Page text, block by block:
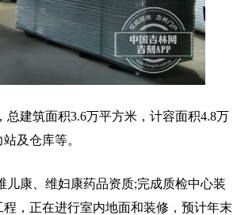
建筑面积3.6万平方米，计容面积4.8万
及仓库等。
康、维妇康药品资质;完成质检中心装
，正在进行室内地面和装修，预计年末